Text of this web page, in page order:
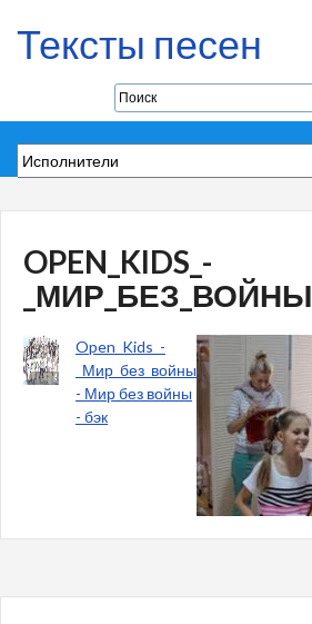
Тексты песен
OPEN_KIDS_-
_МИР_БЕЗ_ВОЙНЫ
Open_Kids_-
_Мир_без_войны
- Мир без войны
- бэк